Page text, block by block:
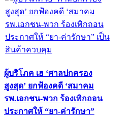
ผู้บริโภค เฮ ‘ศาลปกครอง
สูงสุด’ ยกฟ้องคดี ‘สมาคม
รพ.เอกชน-พวก ร้องเพิกถอน
ประกาศให้ “ยา-ค่ารักษา”